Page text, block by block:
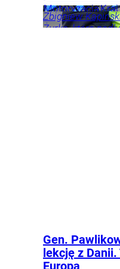
MotoryzacjaKraj
Zbigniew
Żurka, które
Gen.
lekcję z Danii.
Europa